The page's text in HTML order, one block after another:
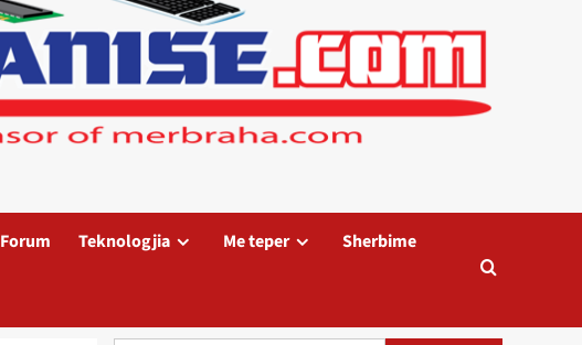
Forum Teknologjia Me teper Sherbime